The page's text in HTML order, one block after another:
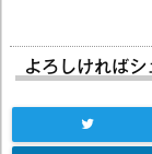
よろしければ